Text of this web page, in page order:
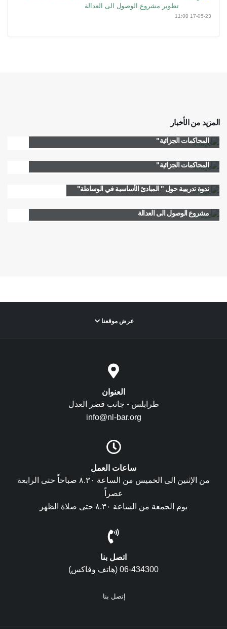
تطوير مشروع الوصول الى العدالة
17-05-23 11:00
المزيد من الأخبار
المحاكمات الجزائية"
المحاكمات الجزائية"
ندوة تدريبية حول " المبادئ الأساسية في الوساطة"
مشروع الوصول الى العدالة
عرض موقعنا
العنوان
طرابلس - جانب قصر العدل
info@nl-bar.org
ساعات العمل
من الإثنين الى الخميس من الساعة ٨.٣٠ صباحاً حتى الرابعة
عصراً
يوم الجمعة من الساعة ٨.٣٠ حتى صلاة الظهر
اتصل بنا
06-434300 (هاتف وفاكس)
إتصل بنا